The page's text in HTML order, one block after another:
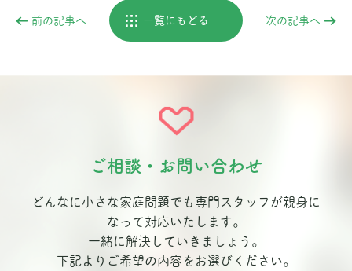
前の記事へ 一覧にもどる 次の記事へ
ご相談・お問い合わせ
どんなに小さな家庭問題でも専門スタッフが親身に
なって対応いたします。
一緒に解決していきましょう。
下記よりご希望の内容をお選びください。